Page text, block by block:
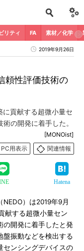
リティ FA 素材／化学
2019年9月26日
頼性評価技術の
貢献する超微小量セ
の開発に着手した。
[MONOist]
PC用表示
関連情報
Hatena
）は2019年9月
献する超微小量セン
の開発に着手したと発
盤振動などを検出する
センシングデバイスの